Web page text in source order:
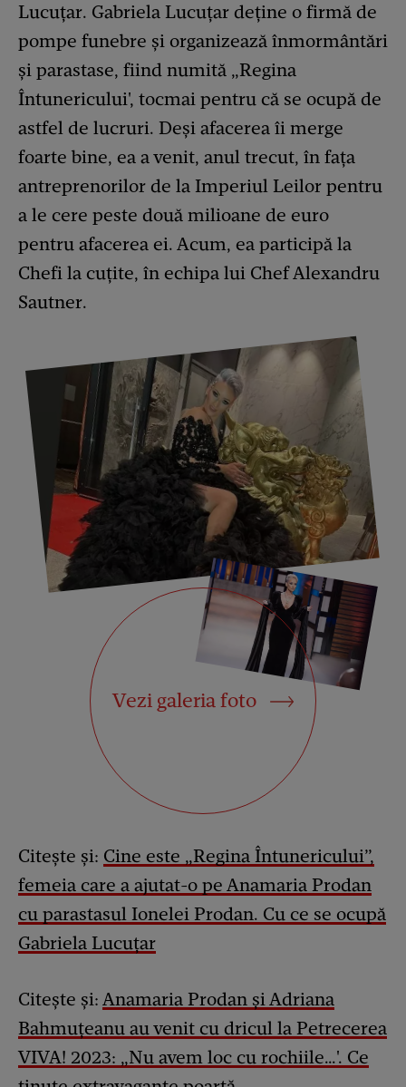
Lucuțar. Gabriela Lucuțar deține o firmă de
pompe funebre și organizează înmormântări
și parastase, fiind numită „Regina
Întunericului', tocmai pentru că se ocupă de
astfel de lucruri. Deși afacerea îi merge
foarte bine, ea a venit, anul trecut, în fața
antreprenorilor de la Imperiul Leilor pentru
a le cere peste două milioane de euro
pentru afacerea ei. Acum, ea participă la
Chefi la cuțite, în echipa lui Chef Alexandru
Sautner.
Vezi galeria foto
Citește și: Cine este „Regina Întunericului”,
femeia care a ajutat-o pe Anamaria Prodan
cu parastasul Ionelei Prodan. Cu ce se ocupă
Gabriela Lucuțar
Citește și: Anamaria Prodan și Adriana
Bahmuțeanu au venit cu dricul la Petrecerea
VIVA! 2023: „Nu avem loc cu rochiile…'. Ce